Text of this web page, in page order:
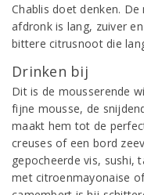
Chablis doet denken.
afdronk is lang, zuiver
bittere citrusnoot die
Drinken bij
Dit is de mousserende
fijne mousse, de
maakt hem tot de
creuses of een bord
gepocheerde vis, sushi,
met citroenmayonaise